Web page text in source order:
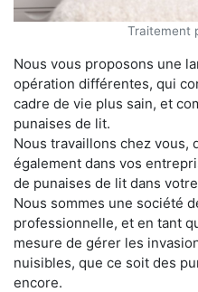
Traitement
Nous vous proposons une
opération différentes, qui
cadre de vie plus sain, et
punaises de lit.
Nous travaillons chez vous,
également dans vos
de punaises de lit dans
Nous sommes une société
professionnelle, et en tant
mesure de gérer les
nuisibles, que ce soit des
encore.